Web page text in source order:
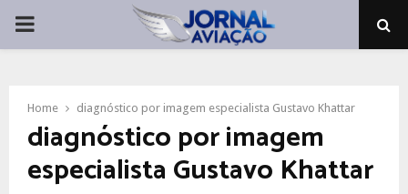
PRIMARY
Home diagnóstico por imagem especialista Gustavo Khattar
diagnóstico por imagem
especialista Gustavo Khattar